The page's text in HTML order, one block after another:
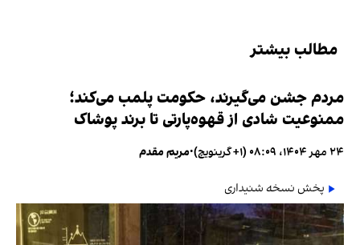
مطالب بیشتر
مردم جشن می‌گیرند، حکومت پلمب می‌کند؛
ممنوعیت شادی از قهوه‌پارتی تا برند پوشاک
۲۴ مهر ۱۴۰۴، ۰۸:۰۹ (‎+۱ گرینویچ) •مریم مقدم
پخش نسخه شنیداری